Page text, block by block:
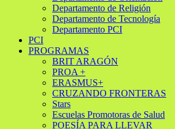
Departamento de Religión
Departamento de Tecnología
Departamento PCI
PCI
PROGRAMAS
BRIT ARAGÓN
PROA +
ERASMUS+
CRUZANDO FRONTERAS
Stars
Escuelas Promotoras de Salud
POESÍA PARA LLEVAR